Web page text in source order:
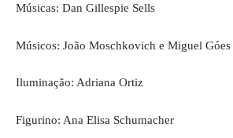
Músicas: Dan Gillespie Sells
Músicos: João Moschkovich e Miguel Góes
Iluminação: Adriana Ortiz
Figurino: Ana Elisa Schumacher